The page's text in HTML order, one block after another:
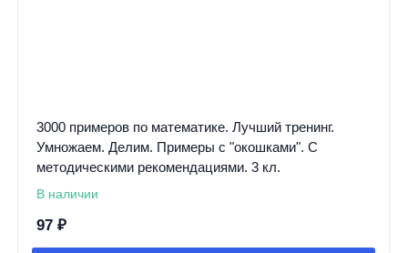
3000 примеров по математике. Лучший тренинг.
Умножаем. Делим. Примеры с "окошками". С
методическими рекомендациями. 3 кл.
В наличии
97 ₽